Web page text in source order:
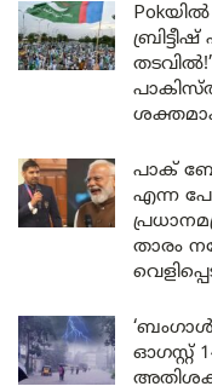
പാക്
എന്ന
താരം
ഓഗസ്റ്റ്